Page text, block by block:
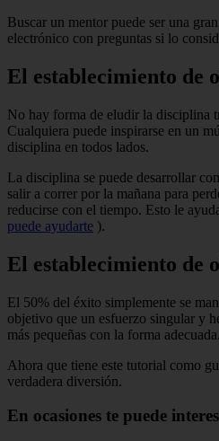
Buscar un mentor puede ser una
electrónico con preguntas si lo
El establecimiento de
No hay forma de eludir la disciplina
Cualquiera puede inspirarse en un
disciplina en todos lados.
La disciplina se puede desarrollar
salir a correr por la mañana para
reducirse con el tiempo. Esto le
puede ayudarte ).
El establecimiento de
El 50% del éxito simplemente se
objetivo que un esfuerzo singular y
más pequeñas con la forma
Ahora que tiene este tutorial como
verdadera diversión.
En ocasiones te puede